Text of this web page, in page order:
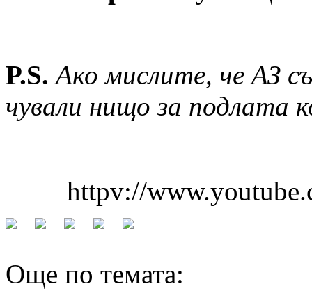
P.S.Ако мислите, че АЗ
чували нищо за подлата
httpv://
Още по темата: